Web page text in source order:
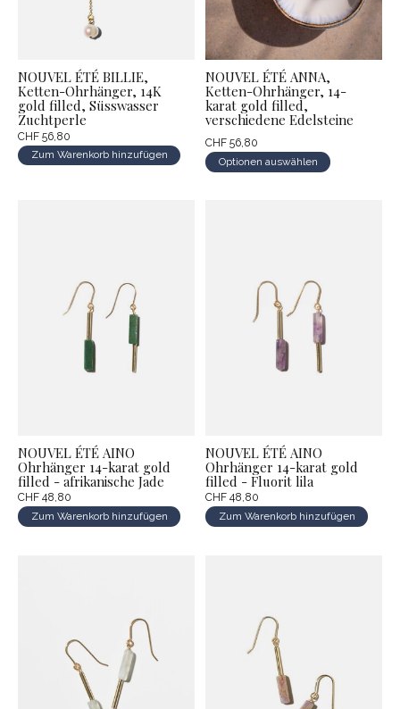
NOUVEL ÉTÉ BILLIE,
Ketten-Ohrhänger, 14K
gold filled, Süsswasser
Zuchtperle
CHF 56,80
Zum Warenkorb hinzufügen
NOUVEL ÉTÉ ANNA,
Ketten-Ohrhänger, 14-
karat gold filled,
verschiedene Edelsteine
CHF 56,80
Optionen auswählen
NOUVEL ÉTÉ AINO
Ohrhänger 14-karat gold
filled - afrikanische Jade
CHF 48,80
Zum Warenkorb hinzufügen
NOUVEL ÉTÉ AINO
Ohrhänger 14-karat gold
filled - Fluorit lila
CHF 48,80
Zum Warenkorb hinzufügen